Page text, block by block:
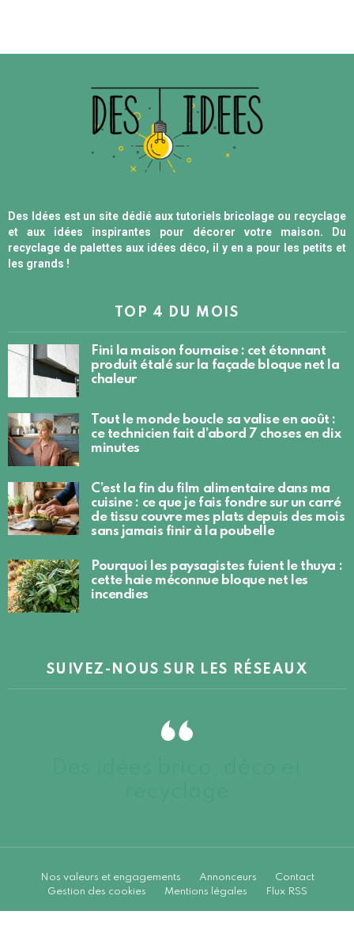
Des Idées est un site dédié aux tutoriels bricolage ou recyclage
et aux idées inspirantes pour décorer votre maison. Du
recyclage de palettes aux idées déco, il y en a pour les petits et
les grands !
TOP 4 DU MOIS
Fini la maison fournaise : cet étonnant
produit étalé sur la façade bloque net la
chaleur
Tout le monde boucle sa valise en août :
ce technicien fait d’abord 7 choses en dix
minutes
C’est la fin du film alimentaire dans ma
cuisine : ce que je fais fondre sur un carré
de tissu couvre mes plats depuis des mois
sans jamais finir à la poubelle
Pourquoi les paysagistes fuient le thuya :
cette haie méconnue bloque net les
incendies
SUIVEZ-NOUS SUR LES RÉSEAUX
Nos valeurs et engagements Annonceurs
Contact
Gestion des cookies
Mentions légales Flux RSS